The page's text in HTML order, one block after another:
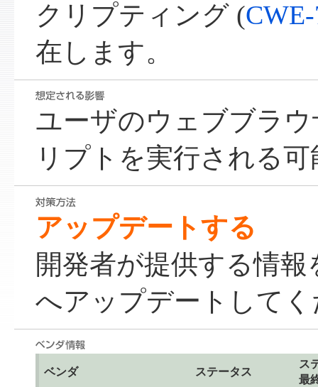
クリプティング (
在します。
ユーザのウェブブラ
リプトを実行される
アップデートする
開発者が提供する情
へアップデートして
ベンダ ステータス
ス
最